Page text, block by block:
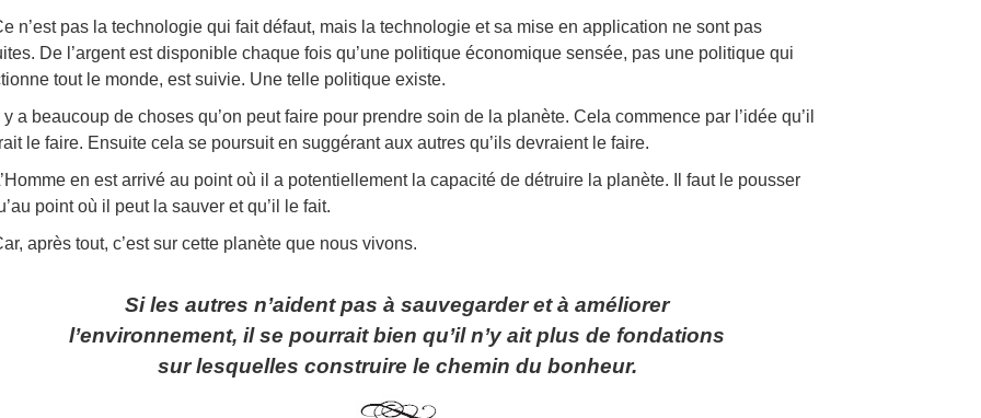
n’est pas la technologie qui fait défaut, mais la technologie et sa mise en application ne sont pas
De l’argent est disponible chaque fois qu’une politique économique sensée, pas une politique qui
tout le monde, est suivie. Une telle politique existe.
Il y a beaucoup de choses qu’on peut faire pour prendre soin de la planète. Cela commence par l’idée qu’il
le faire. Ensuite cela se poursuit en suggérant aux autres qu’ils devraient le faire.
en est arrivé au point où il a potentiellement la capacité de détruire la planète. Il faut le pousser
point où il peut la sauver et qu’il le fait.
après tout, c’est sur cette planète que nous vivons.
Si les autres n’aident pas à sauvegarder et à améliorer
l’environnement, il se pourrait bien qu’il n’y ait plus de fondations
sur lesquelles construire le chemin du bonheur.